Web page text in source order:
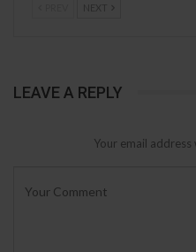
NEXT
LEAVE A REPLY
Your email